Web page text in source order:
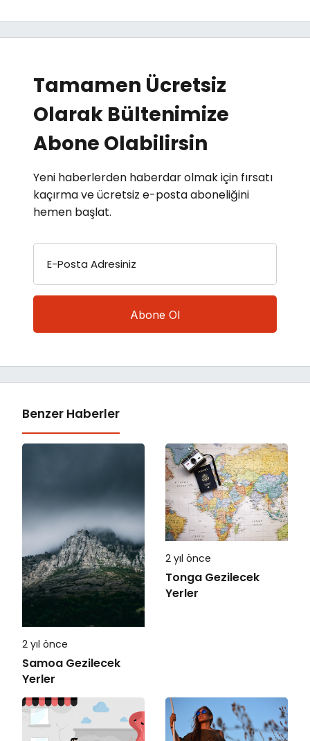
Tamamen Ücretsiz
Olarak Bültenimize
Abone Olabilirsin
Yeni haberlerden haberdar olmak için fırsatı
kaçırma ve ücretsiz e-posta aboneliğini
hemen başlat.
E-Posta Adresiniz
Benzer Haberler
2 yıl önce
Samoa Gezilecek
Yerler
2 yıl önce
Tonga Gezilecek
Yerler